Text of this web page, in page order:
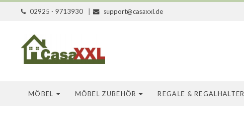
02925 - 9713930 support@casaxxl.de
MÖBEL MÖBEL ZUBEHÖR REGALE & REGALHALTER